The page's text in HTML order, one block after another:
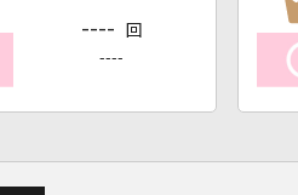
---- 回
----